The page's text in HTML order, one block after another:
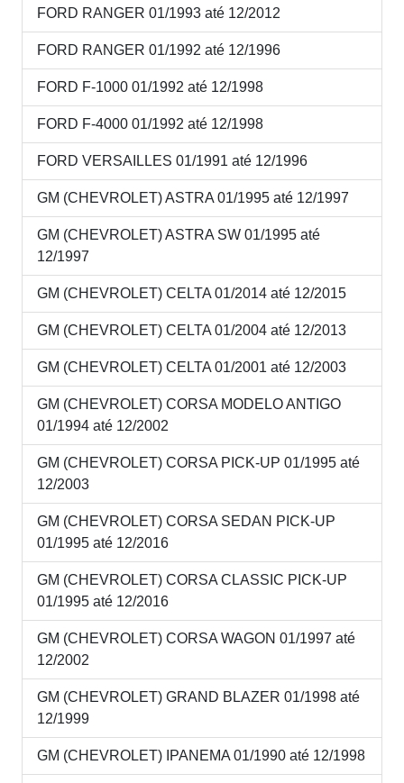
FORD RANGER 01/1993 até 12/2012
FORD RANGER 01/1992 até 12/1996
FORD F-1000 01/1992 até 12/1998
FORD F-4000 01/1992 até 12/1998
FORD VERSAILLES 01/1991 até 12/1996
GM (CHEVROLET) ASTRA 01/1995 até 12/1997
GM (CHEVROLET) ASTRA SW 01/1995 até
12/1997
GM (CHEVROLET) CELTA 01/2014 até 12/2015
GM (CHEVROLET) CELTA 01/2004 até 12/2013
GM (CHEVROLET) CELTA 01/2001 até 12/2003
GM (CHEVROLET) CORSA MODELO ANTIGO
01/1994 até 12/2002
GM (CHEVROLET) CORSA PICK-UP 01/1995 até
12/2003
GM (CHEVROLET) CORSA SEDAN PICK-UP
01/1995 até 12/2016
GM (CHEVROLET) CORSA CLASSIC PICK-UP
01/1995 até 12/2016
GM (CHEVROLET) CORSA WAGON 01/1997 até
12/2002
GM (CHEVROLET) GRAND BLAZER 01/1998 até
12/1999
GM (CHEVROLET) IPANEMA 01/1990 até 12/1998